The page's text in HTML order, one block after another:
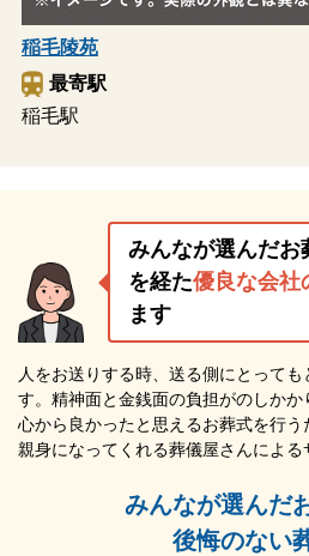
稲毛陵苑
最寄駅
稲毛駅
みんなが選んだお
を経た優良な会社
ます
人をお送りする時、送る側にとって
す。精神面と金銭面の負担がのしかか
心から良かったと思えるお葬式を行
親身になってくれる葬儀屋さんによる
みんなが選んだ
後悔のない